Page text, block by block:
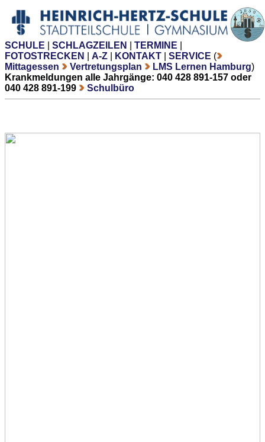
SCHULE SCHLAGZEILEN TERMINE
FOTOSTRECKEN
A-Z KONTAKT SERVICE (
Mittagessen
Vertretungsplan LMS Lernen Hamburg)
Krankmeldungen alle Jahrgänge: 040 428 891-157 oder
040 428 891-199
Schulbüro